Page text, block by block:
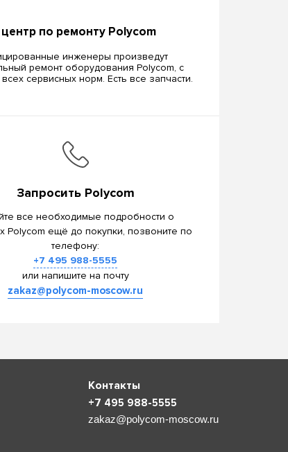
по ремонту Polycom
инженеры произведут
ремонт оборудования Polycom, c
сервисных норм. Есть все запчасти.
Запросить Polycom
все необходимые подробности о
Polycom ещё до покупки, позвоните по
телефону:
+7 495 988-5555
или напишите на почту
zakaz@polycom-moscow.ru
Контакты
+7 495 988-5555
zakaz@polycom-moscow.ru